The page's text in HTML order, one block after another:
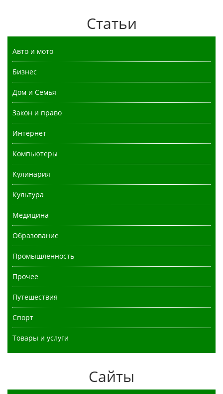
Статьи
Авто и мото
Бизнес
Дом и Семья
Закон и право
Интернет
Компьютеры
Кулинария
Культура
Медицина
Образование
Промышленность
Прочее
Путешествия
Спорт
Товары и услуги
Сайты